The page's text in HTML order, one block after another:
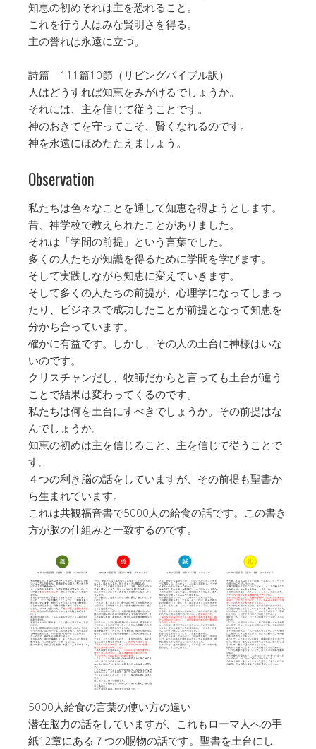
知恵の初めそれは主を恐れること。
これを行う人はみな賢明さを得る。
主の誉れは永遠に立つ。
詩篇 111篇10節（リビングバイブル訳）
人はどうすれば知恵をみがけるでしょうか。
それには、主を信じて従うことです。
神のおきてを守ってこそ、賢くなれるのです。
神を永遠にほめたたえましょう。
Observation
私たちは色々なことを通して知恵を得ようとします。
昔、神学校で教えられたことがありました。
それは「学問の前提」という言葉でした。
多くの人たちが知識を得るために学問を学びます。
そして実践しながら知恵に変えていきます。
そして多くの人たちの前提が、心理学になってしまっ
たり、ビジネスで成功したことが前提となって知恵を
分かち合っています。
確かに有益です。しかし、その人の土台に神様はいな
いのです。
クリスチャンだし、牧師だからと言っても土台が違う
ことで結果は変わってくるのです。
私たちは何を土台にすべきでしょうか。その前提はな
んでしょうか。
知恵の初めは主を信じること、主を信じて従うことで
す。
４つの利き脳の話をしていますが、その前提も聖書か
ら生まれています。
これは共観福音書で5000人の給食の話です。この書き
方が脳の仕組みと一致するのです。
5000人給食の言葉の使い方の違い
潜在脳力の話をしていますが、これもローマ人への手
紙12章にある７つの賜物の話です。聖書を土台にし